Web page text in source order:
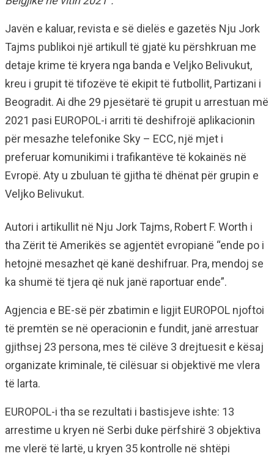
Javën e kaluar, revista e së dielës e gazetës Nju Jork
Tajms publikoi një artikull të gjatë ku përshkruan me
detaje krime të kryera nga banda e Veljko Belivukut,
kreu i grupit të tifozëve të ekipit të futbollit, Partizani i
Beogradit. Ai dhe 29 pjesëtarë të grupit u arrestuan më
2021 pasi EUROPOL-i arriti të deshifrojë aplikacionin
për mesazhe telefonike Sky – ECC, një mjet i
preferuar komunikimi i trafikantëve të kokainës në
Evropë. Aty u zbuluan të gjitha të dhënat për grupin e
Veljko Belivukut.
Autori i artikullit në Nju Jork Tajms, Robert F. Worth i
tha Zërit të Amerikës se agjentët evropianë “ende po i
hetojnë mesazhet që kanë deshifruar. Pra, mendoj se
ka shumë të tjera që nuk janë raportuar ende”.
Agjencia e BE-së për zbatimin e ligjit EUROPOL njoftoi
të premtën se në operacionin e fundit, janë arrestuar
gjithsej 23 persona, mes të cilëve 3 drejtuesit e kësaj
organizate kriminale, të cilësuar si objektivë me vlera
të larta.
EUROPOL-i tha se rezultati i bastisjeve ishte: 13
arrestime u kryen në Serbi duke përfshirë 3 objektiva
me vlerë të lartë, u kryen 35 kontrolle në shtëpi